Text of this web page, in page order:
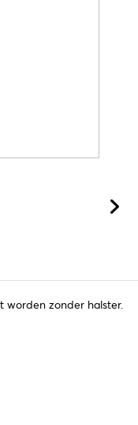
worden zonder halster.